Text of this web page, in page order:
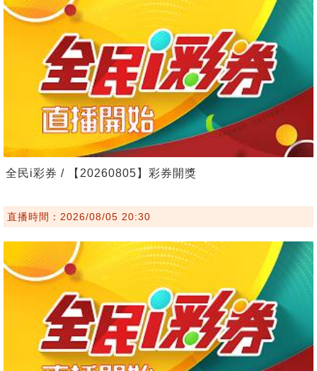
全民i彩券 / 【20260805】彩券開獎
直播時間：2026/08/05 20:30